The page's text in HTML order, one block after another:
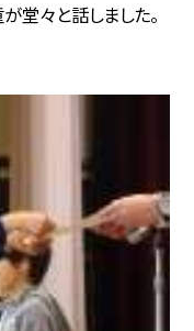
堂々と話しました。